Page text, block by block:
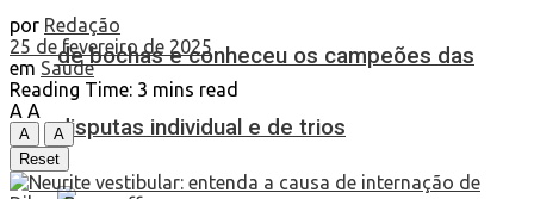
de bochas e conheceu os campeões das
disputas individual e de trios
por Redação
25 de fevereiro de 2025
em Saúde
Reading Time: 3 mins read
A A
A
A
Reset